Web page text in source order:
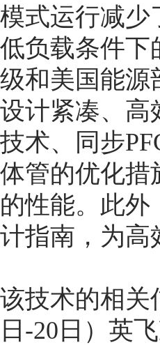
模式运行减少
低负载条件下
级和美国能源
设计紧凑、高
技术、同步
体管的优化措
的性能。此外
计指南，为高
该技术的相关
日-20日）英